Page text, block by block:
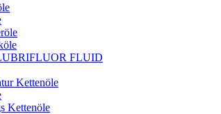
FLUID
Kettenöle
Kettenöle